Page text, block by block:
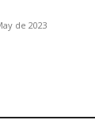
de 2023